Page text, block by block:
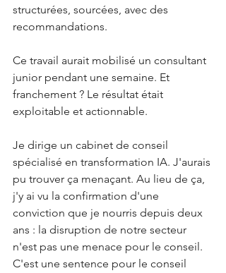
structurées, sourcées, avec des
recommandations.
Ce travail aurait mobilisé un consultant
junior pendant une semaine. Et
franchement ? Le résultat était
exploitable et actionnable.
Je dirige un cabinet de conseil
spécialisé en transformation IA. J'aurais
pu trouver ça menaçant. Au lieu de ça,
j'y ai vu la confirmation d'une
conviction que je nourris depuis deux
ans : la disruption de notre secteur
n'est pas une menace pour le conseil.
C'est une sentence pour le conseil